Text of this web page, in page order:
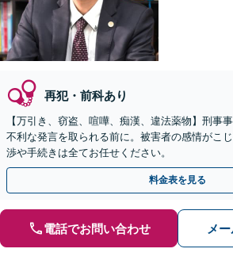
再犯・前科あり
【万引き、窃盗、喧嘩、痴漢、違法薬物】刑事
不利な発言を取られる前に。被害者の感情がこ
渉や手続きは全てお任せください。
料金表を見る
電話でお問い合わせ メ